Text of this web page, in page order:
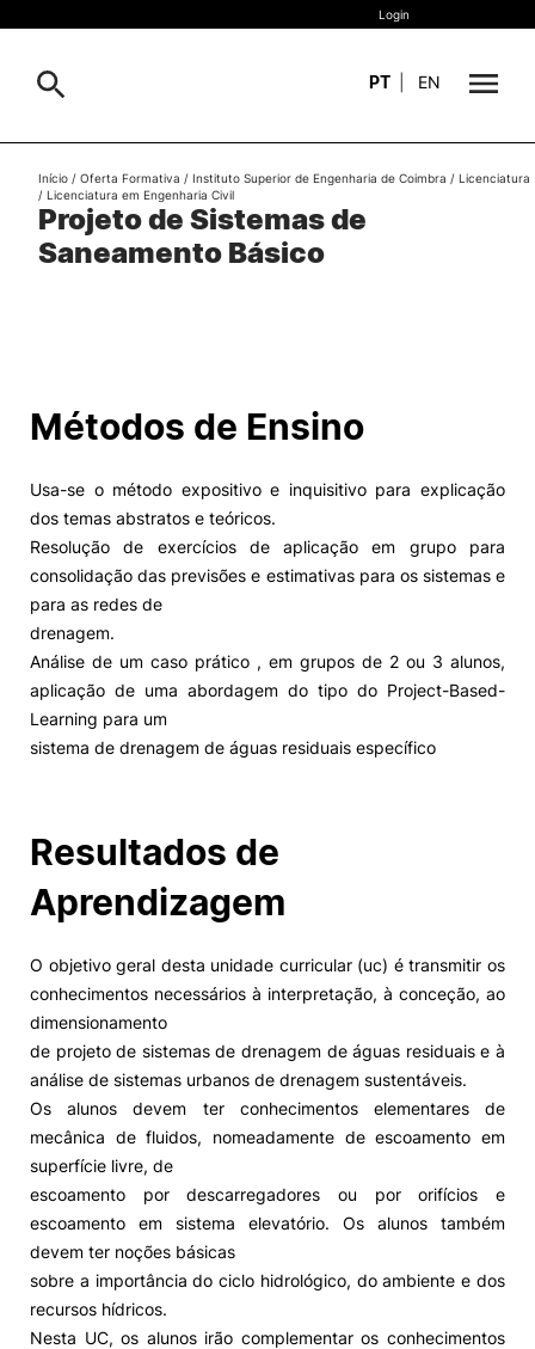
Sobre
Estudar
II&D e Empresas
Ação Social
Alumni
Projetos PRR
Magazine
Login
PT EN
Pesquisa
Projeto de Sistemas de
Saneamento Básico
Início / Oferta Formativa / Instituto Superior de Engenharia de Coimbra / Licenciatura
/ Licenciatura em Engenharia Civil
Métodos de Ensino
Usa-se o método expositivo e inquisitivo para explicação
dos temas abstratos e teóricos.
Resolução de exercícios de aplicação em grupo para
consolidação das previsões e estimativas para os sistemas e
para as redes de
drenagem.
Análise de um caso prático , em grupos de 2 ou 3 alunos,
aplicação de uma abordagem do tipo do Project-Based-
Learning para um
sistema de drenagem de águas residuais específico
Resultados de
Aprendizagem
O objetivo geral desta unidade curricular (uc) é transmitir os
conhecimentos necessários à interpretação, à conceção, ao
dimensionamento
de projeto de sistemas de drenagem de águas residuais e à
análise de sistemas urbanos de drenagem sustentáveis.
Os alunos devem ter conhecimentos elementares de
mecânica de fluidos, nomeadamente de escoamento em
superfície livre, de
escoamento por descarregadores ou por orifícios e
escoamento em sistema elevatório. Os alunos também
devem ter noções básicas
sobre a importância do ciclo hidrológico, do ambiente e dos
recursos hídricos.
Nesta UC, os alunos irão complementar os conhecimentos